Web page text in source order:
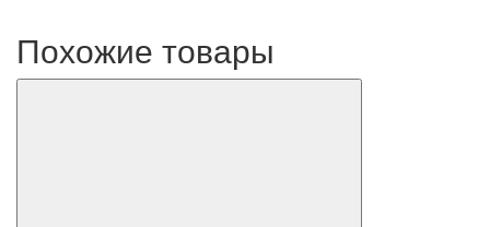
Похожие товары